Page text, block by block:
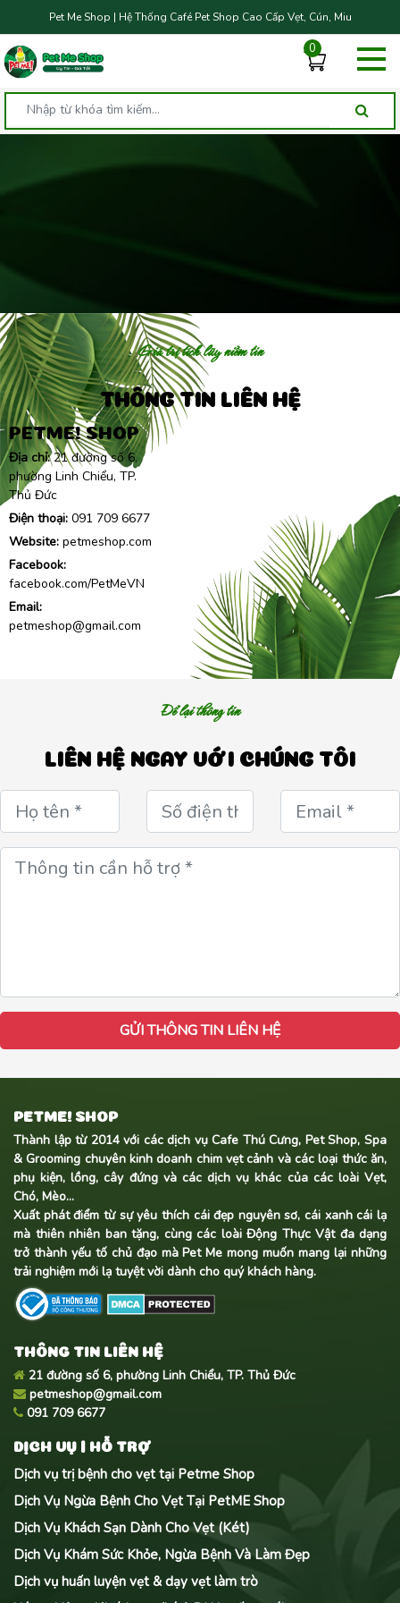
Pet Me Shop | Hệ Thống Café Pet Shop Cao Cấp Vẹt, Cún, Miu
0
Giá trị tích lũy niềm tin
THÔNG TIN LIÊN HỆ
PETME! SHOP
Địa chỉ:21 đường số 6,
phường Linh Chiểu, TP.
Thủ Đức
Điện thoại: 091 709 6677
Website: petmeshop.com
Facebook:
facebook.com/PetMeVN
Email:
petmeshop@gmail.com
Để lại thông tin
LIÊN HỆ NGAY VỚI CHÚNG TÔI
GỬI THÔNG TIN LIÊN HỆ
PETME! SHOP
Thành lập từ 2014 với các dịch vụ Cafe Thú Cưng, Pet Shop, Spa
& Grooming chuyên kinh doanh chim vẹt cảnh và các loại thức ăn,
phụ kiện, lồng, cây đứng và các dịch vụ khác của các loài Vẹt,
Chó, Mèo...
Xuất phát điểm từ sự yêu thích cái đẹp nguyên sơ, cái xanh cái lạ
mà thiên nhiên ban tặng, cùng các loài Động Thực Vật đa dạng
trở thành yếu tố chủ đạo mà Pet Me mong muốn mang lại những
trải nghiệm mới lạ tuyệt vời dành cho quý khách hàng.
THÔNG TIN LIÊN HỆ
21 đường số 6, phường Linh Chiểu, TP. Thủ Đức
petmeshop@gmail.com
091 709 6677
DỊCH VỤ | HỖ TRỢ
Dịch vụ trị bệnh cho vẹt tại Petme Shop
Dịch Vụ Ngừa Bệnh Cho Vẹt Tại PetME Shop
Dịch Vụ Khách Sạn Dành Cho Vẹt (Két)
Dịch Vụ Khám Sức Khỏe, Ngừa Bệnh Và Làm Đẹp
Dịch vụ huấn luyện vẹt & dạy vẹt làm trò